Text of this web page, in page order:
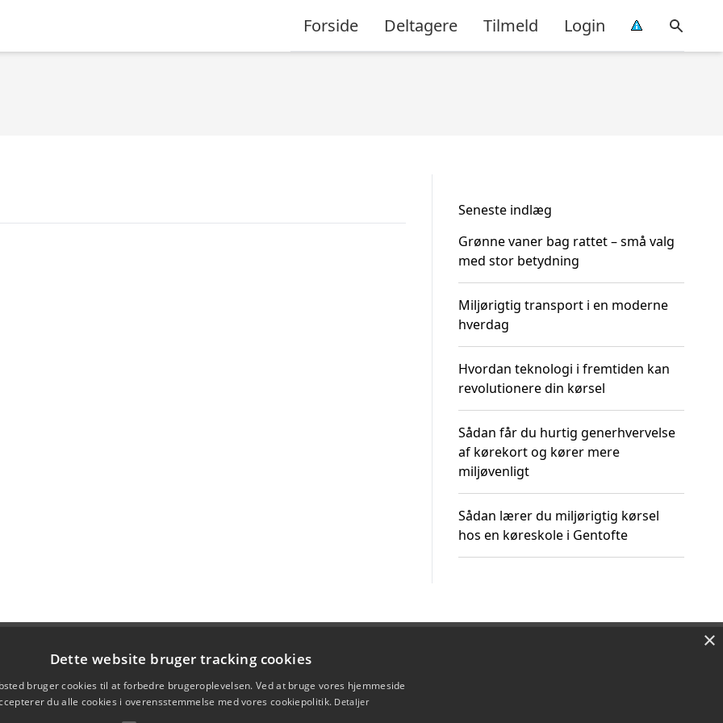
Forside Deltagere Tilmeld Login
Seneste indlæg
Grønne vaner bag rattet – små valg
med stor betydning
Miljørigtig transport i en moderne
hverdag
Hvordan teknologi i fremtiden kan
revolutionere din kørsel
Sådan får du hurtig generhvervelse
af kørekort og kører mere
miljøvenligt
Sådan lærer du miljørigtig kørsel
hos en køreskole i Gentofte
×
Dette website bruger tracking cookies
bruger cookies til at forbedre brugeroplevelsen. Ved at bruge vores hjemmeside
du alle cookies i overensstemmelse med vores cookiepolitik. Detaljer